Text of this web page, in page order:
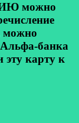
можно
Альфа-банка
эту карту к